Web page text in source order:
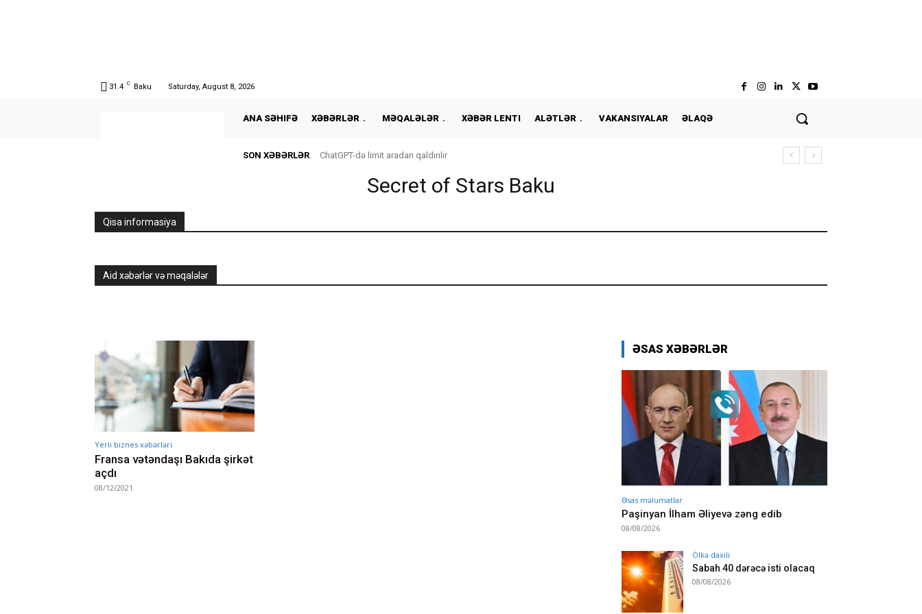
31.4 C Baku Saturday, August 8, 2026
ANA SƏHIFƏ XƏBƏRLƏR MƏQALƏLƏR XƏBƏR LENTI ALƏTLƏR VAKANSIYALAR ƏLAQƏ
SON XƏBƏRLƏR ChatGPT-də limit aradan qaldırılır
Secret of Stars Baku
Qisa informasiya
Aid xəbərlər və məqalələr
Yerli biznes xəbərləri
Fransa vətəndaşı Bakıda şirkət
açdı
08/12/2021
ƏSAS XƏBƏRLƏR
Əsas məlumatlar
Paşinyan İlham Əliyevə zəng edib
08/08/2026
Ölkə daxili
Sabah 40 dərəcə isti olacaq
08/08/2026